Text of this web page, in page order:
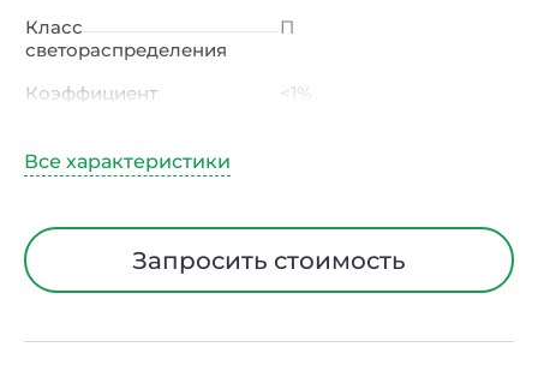
Класс
светораспределения
П
Коэффициент
<1%
Индекс
Тип кривой силы света
Угол рассеивания
120ᵒ
Запросить стоимость